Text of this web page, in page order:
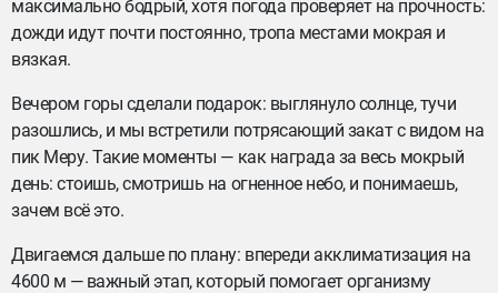
максимально бодрый, хотя погода проверяет на прочность:
дожди идут почти постоянно, тропа местами мокрая и
вязкая.
Вечером горы сделали подарок: выглянуло солнце, тучи
разошлись, и мы встретили потрясающий закат с видом на
пик Меру. Такие моменты — как награда за весь мокрый
день: стоишь, смотришь на огненное небо, и понимаешь,
зачем всё это.
Двигаемся дальше по плану: впереди акклиматизация на
4600 м — важный этап, который помогает организму